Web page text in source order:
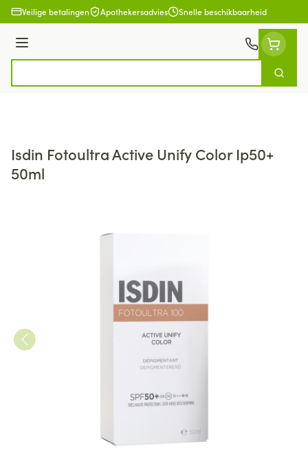
Ga naar de inhoud
Veilige betalingen Apothekersadvies Snelle beschikbaarheid
Menu
Zoek
Isdin Fotoultra Active Unify Color Ip50+
50ml